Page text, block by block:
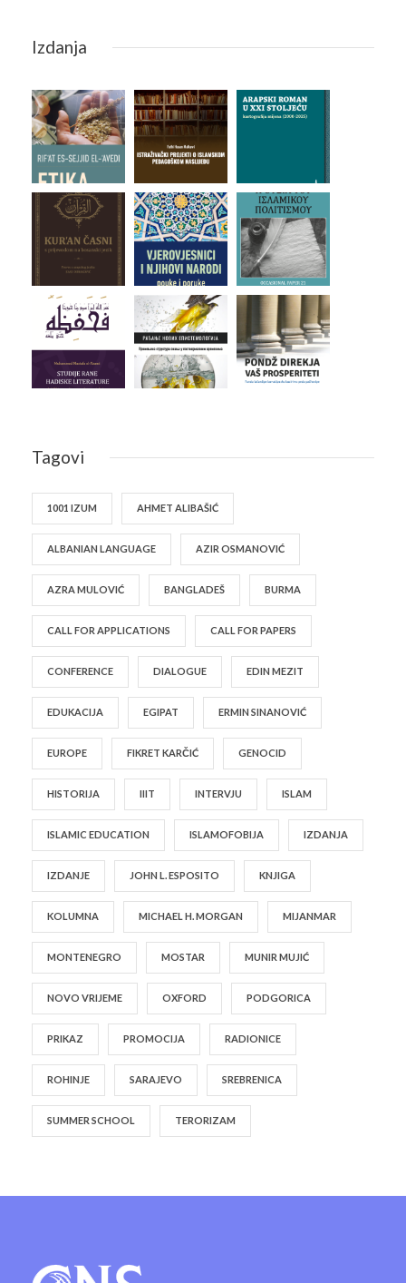
Izdanja
Tagovi
1001 IZUM AHMET ALIBAŠIĆ
ALBANIAN LANGUAGE AZIR OSMANOVIĆ
AZRA MULOVIĆ BANGLADEŠ BURMA
CALL FOR APPLICATIONS CALL FOR PAPERS
CONFERENCE DIALOGUE EDIN MEZIT
EDUKACIJA EGIPAT ERMIN SINANOVIĆ
EUROPE FIKRET KARČIĆ GENOCID
HISTORIJA IIIT INTERVJU ISLAM
ISLAMIC EDUCATION ISLAMOFOBIJA IZDANJA
IZDANJE JOHN L. ESPOSITO KNJIGA
KOLUMNA MICHAEL H. MORGAN MIJANMAR
MONTENEGRO MOSTAR MUNIR MUJIĆ
NOVO VRIJEME OXFORD PODGORICA
PRIKAZ PROMOCIJA RADIONICE
ROHINJE SARAJEVO SREBRENICA
SUMMER SCHOOL TERORIZAM